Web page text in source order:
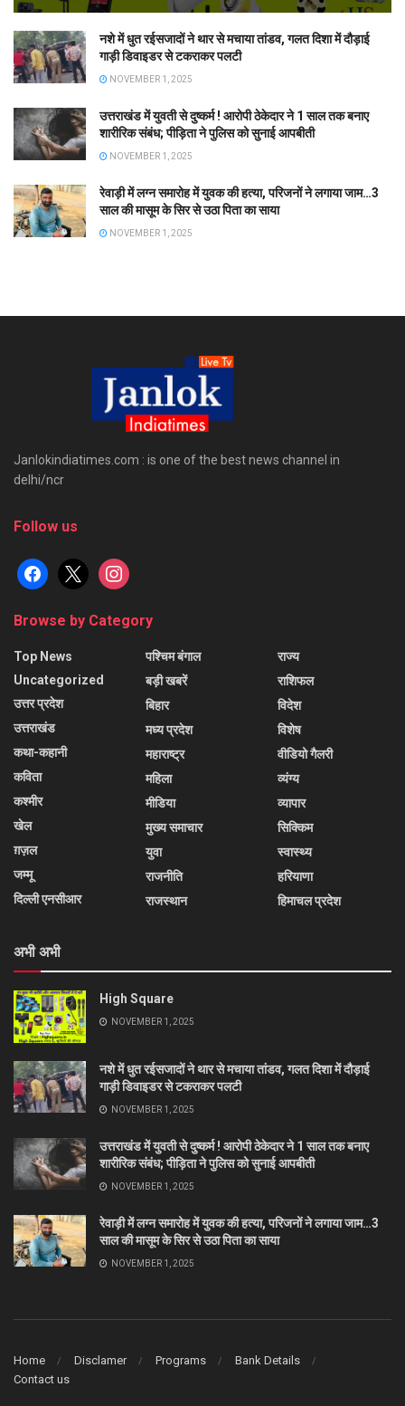
नशे में धुत रईसजादों ने थार से मचाया तांडव, गलत दिशा में दौड़ाई
गाड़ी डिवाइडर से टकराकर पलटी
NOVEMBER 1, 2025
उत्तराखंड में युवती से दुष्कर्म ! आरोपी ठेकेदार ने 1 साल तक बनाए
शारीरिक संबंध; पीड़िता ने पुलिस को सुनाई आपबीती
NOVEMBER 1, 2025
रेवाड़ी में लग्न समारोह में युवक की हत्या, परिजनों ने लगाया जाम…3
साल की मासूम के सिर से उठा पिता का साया
NOVEMBER 1, 2025
Janlokindiatimes.com : is one of the best news channel in
delhi/ncr
Follow us
facebook
x instagram
Browse by Category
Top News
Uncategorized
उत्तर प्रदेश
उत्तराखंड
कथा-कहानी
कविता
कश्मीर
खेल
ग़ज़ल
जम्मू
दिल्ली एनसीआर
पश्चिम बंगाल
बड़ी खबरें
बिहार
मध्य प्रदेश
महाराष्ट्र
महिला
मीडिया
मुख्य समाचार
युवा
राजनीति
राजस्थान
राज्य
राशिफल
विदेश
विशेष
वीडियो गैलरी
व्यंग्य
व्यापार
सिक्किम
स्वास्थ्य
हरियाणा
हिमाचल प्रदेश
अभी अभी
High Square
NOVEMBER 1, 2025
नशे में धुत रईसजादों ने थार से मचाया तांडव, गलत दिशा में दौड़ाई
गाड़ी डिवाइडर से टकराकर पलटी
NOVEMBER 1, 2025
उत्तराखंड में युवती से दुष्कर्म ! आरोपी ठेकेदार ने 1 साल तक बनाए
शारीरिक संबंध; पीड़िता ने पुलिस को सुनाई आपबीती
NOVEMBER 1, 2025
रेवाड़ी में लग्न समारोह में युवक की हत्या, परिजनों ने लगाया जाम…3
साल की मासूम के सिर से उठा पिता का साया
NOVEMBER 1, 2025
Home Disclamer Programs
Bank Details
Contact us